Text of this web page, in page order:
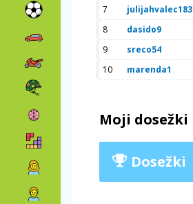
7
julijahvalec183
8
dasido9
9
sreco54
10
marenda1
Moji dosežki
Dosežki